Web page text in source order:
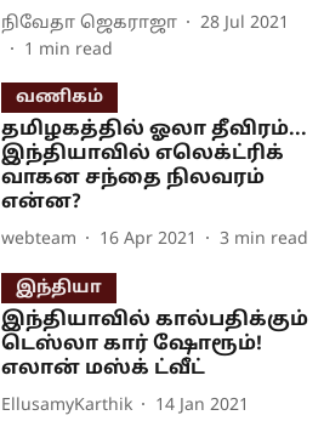
நிவேதா ஜெகராஜா
28 Jul 2021
1 min read
வணிகம்
தமிழகத்தில் ஓலா தீவிரம்...
இந்தியாவில் எலெக்ட்ரிக்
வாகன சந்தை நிலவரம்
என்ன?
webteam 16 Apr 2021 3 min read
இந்தியா
இந்தியாவில் கால்பதிக்கும்
டெஸ்லா கார் ஷோரூம்!
எலான் மஸ்க் ட்வீட்
EllusamyKarthik
14 Jan 2021